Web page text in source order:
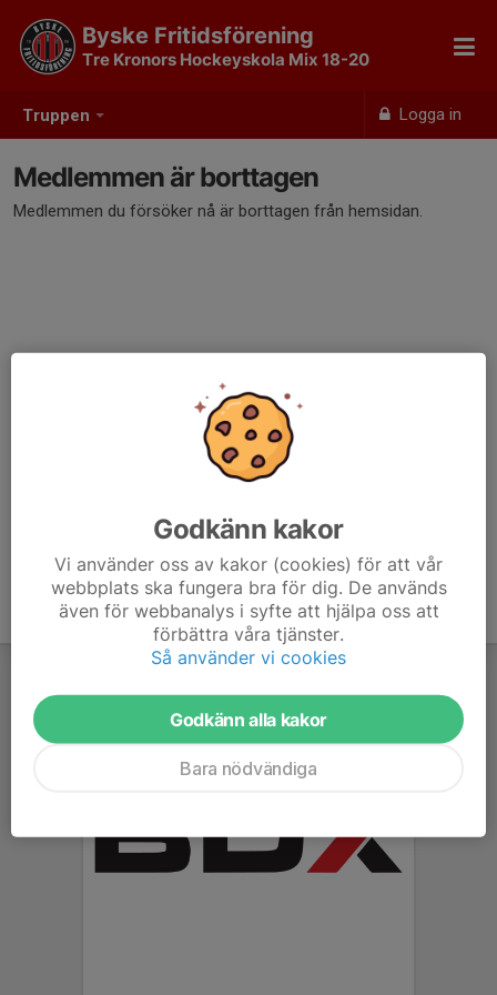
Truppen Logga in
Byske Fritidsförening
Tre Kronors Hockeyskola Mix 18-20
Medlemmen är borttagen
Medlemmen du försöker nå är borttagen från hemsidan.
Godkänn kakor
Vi använder oss av kakor (cookies) för att vår
webbplats ska fungera bra för dig. De används
även för webbanalys i syfte att hjälpa oss att
förbättra våra tjänster.
Så använder vi cookies
Godkänn alla kakor
Bara nödvändiga